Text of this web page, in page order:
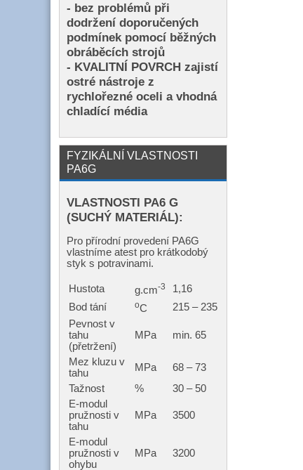
- bez problémů při
dodržení doporučených
podmínek pomocí běžných
obráběcích strojů
- KVALITNÍ POVRCH zajistí
ostré nástroje z
rychlořezné oceli a vhodná
chladící média
FYZIKÁLNÍ VLASTNOSTI
PA6G
VLASTNOSTI PA6 G
(SUCHÝ MATERIÁL):
Pro přírodní provedení PA6G
vlastníme atest pro krátkodobý
styk s potravinami.
Hustota g.cm-3
1,16
Bod tání
oC
215 – 235
Pevnost v
tahu
(přetržení)
MPa min. 65
Mez kluzu v
tahu
MPa
68 – 73
Tažnost
%
30 – 50
E-modul
pružnosti v
tahu
MPa 3500
E-modul
pružnosti v
ohybu
MPa 3200